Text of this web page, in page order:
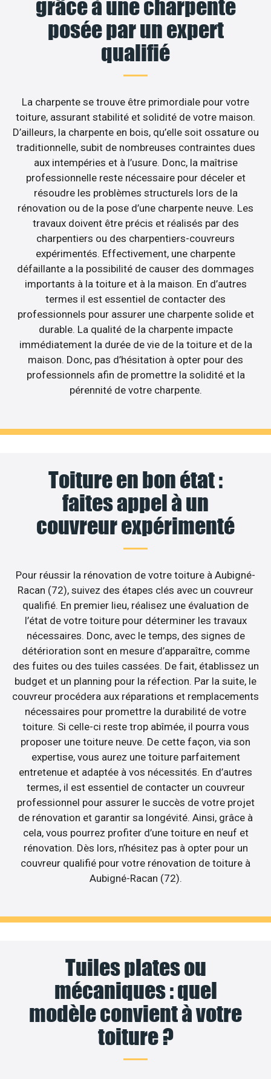
grâce à une charpente
posée par un expert
qualifié
La charpente se trouve être primordiale pour votre
toiture, assurant stabilité et solidité de votre maison.
D’ailleurs, la charpente en bois, qu’elle soit ossature ou
traditionnelle, subit de nombreuses contraintes dues
aux intempéries et à l’usure. Donc, la maîtrise
professionnelle reste nécessaire pour déceler et
résoudre les problèmes structurels lors de la
rénovation ou de la pose d’une charpente neuve. Les
travaux doivent être précis et réalisés par des
charpentiers ou des charpentiers-couvreurs
expérimentés. Effectivement, une charpente
défaillante a la possibilité de causer des dommages
importants à la toiture et à la maison. En d’autres
termes il est essentiel de contacter des
professionnels pour assurer une charpente solide et
durable. La qualité de la charpente impacte
immédiatement la durée de vie de la toiture et de la
maison. Donc, pas d’hésitation à opter pour des
professionnels afin de promettre la solidité et la
pérennité de votre charpente.
Toiture en bon état :
faites appel à un
couvreur expérimenté
Pour réussir la rénovation de votre toiture à Aubigné-
Racan (72), suivez des étapes clés avec un couvreur
qualifié. En premier lieu, réalisez une évaluation de
l’état de votre toiture pour déterminer les travaux
nécessaires. Donc, avec le temps, des signes de
détérioration sont en mesure d’apparaître, comme
des fuites ou des tuiles cassées. De fait, établissez un
budget et un planning pour la réfection. Par la suite, le
couvreur procédera aux réparations et remplacements
nécessaires pour promettre la durabilité de votre
toiture. Si celle-ci reste trop abîmée, il pourra vous
proposer une toiture neuve. De cette façon, via son
expertise, vous aurez une toiture parfaitement
entretenue et adaptée à vos nécessités. En d’autres
termes, il est essentiel de contacter un couvreur
professionnel pour assurer le succès de votre projet
de rénovation et garantir sa longévité. Ainsi, grâce à
cela, vous pourrez profiter d’une toiture en neuf et
rénovation. Dès lors, n’hésitez pas à opter pour un
couvreur qualifié pour votre rénovation de toiture à
Aubigné-Racan (72).
Tuiles plates ou
mécaniques : quel
modèle convient à votre
toiture ?